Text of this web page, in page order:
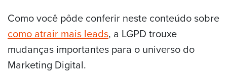
Como você pôde conferir neste conteúdo sobre
como atrair mais leads, a LGPD trouxe
mudanças importantes para o universo do
Marketing Digital.